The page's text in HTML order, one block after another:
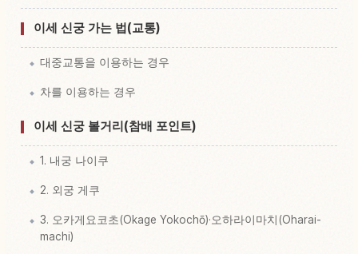
이세 신궁 가는 법(교통)
대중교통을 이용하는 경우
차를 이용하는 경우
이세 신궁 볼거리(참배 포인트)
1. 내궁 나이쿠
2. 외궁 게쿠
3. 오카게요코초(Okage Yokochō)·오하라이마치(Oharai-
machi)